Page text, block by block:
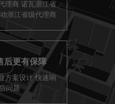
理商 诺瓦浙江省
浙江省级代理商
后更有保障
方案设计 快速响
问题